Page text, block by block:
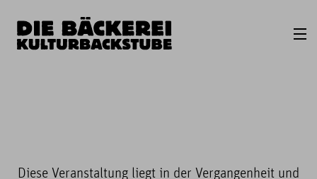
Diese Veranstaltung liegt in der Vergangenheit und